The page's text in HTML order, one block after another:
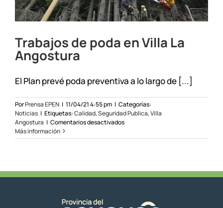
Trabajos de poda en Villa La
Angostura
El Plan prevé poda preventiva a lo largo de [...]
PorPrensa EPEN | 11/04/21 4:55 pm | Categorías:
Noticias | Etiquetas:Calidad,Seguridad Publica,Villa
Angostura | Comentarios desactivadosen
de
La
Más información